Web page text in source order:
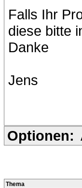
Falls Ihr
diese bitte
Danke
Jens
Optionen:
Thema